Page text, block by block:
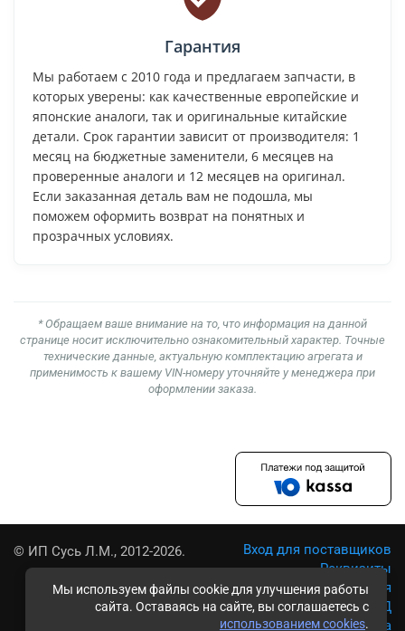
Мы используем файлы cookie для улучшения работы
сайта. Оставаясь на сайте, вы соглашаетесь с
использованием cookies.
Гарантия
Мы работаем с 2010 года и предлагаем запчасти, в
которых уверены: как качественные европейские и
японские аналоги, так и оригинальные китайские
детали. Срок гарантии зависит от производителя: 1
месяц на бюджетные заменители, 6 месяцев на
проверенные аналоги и 12 месяцев на оригинал.
Если заказанная деталь вам не подошла, мы
поможем оформить возврат на понятных и
прозрачных условиях.
* Обращаем ваше внимание на то, что информация на данной
странице носит исключительно ознакомительный характер. Точные
технические данные, актуальную комплектацию агрегата и
применимость к вашему VIN-номеру уточняйте у менеджера при
оформлении заказа.
© ИП Сусь Л.М., 2012-2026.
Вход для поставщиков
Реквизиты
Условия использования
Политика обработки ПД
Карта сайта